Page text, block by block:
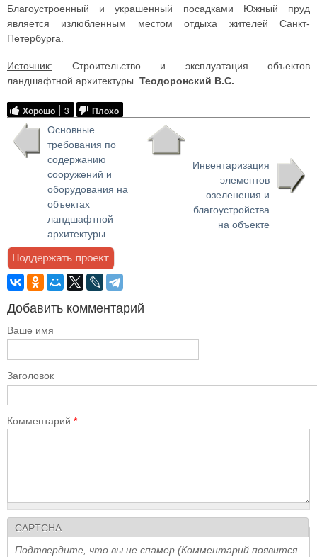
Благоустроенный и украшенный посадками Южный пруд
является излюбленным местом отдыха жителей Санкт-
Петербурга.
Источник: Строительство и эксплуатация объектов
ландшафтной архитектуры. Теодоронский В.С.
Хорошо 3 Плохо
Основные
требования по
содержанию
сооружений и
оборудования на
объектах
ландшафтной
архитектуры
Инвентаризация
элементов
озеленения и
благоустройства
на объекте
Добавить комментарий
Ваше имя
Заголовок
Комментарий *
CAPTCHA
Подтвердите, что вы не спамер (Комментарий появится